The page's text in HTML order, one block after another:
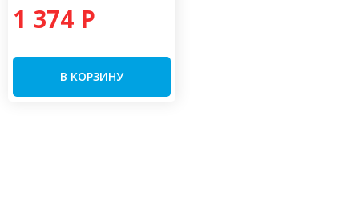
1 374 P
В КОРЗИНУ